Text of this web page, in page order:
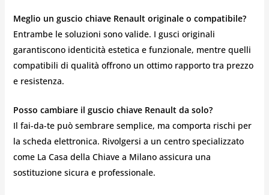
Meglio un guscio chiave Renault originale o compatibile?
Entrambe le soluzioni sono valide. I gusci originali
garantiscono identicità estetica e funzionale, mentre quelli
compatibili di qualità offrono un ottimo rapporto tra prezzo
e resistenza.
Posso cambiare il guscio chiave Renault da solo?
Il fai-da-te può sembrare semplice, ma comporta rischi per
la scheda elettronica. Rivolgersi a un centro specializzato
come La Casa della Chiave a Milano assicura una
sostituzione sicura e professionale.